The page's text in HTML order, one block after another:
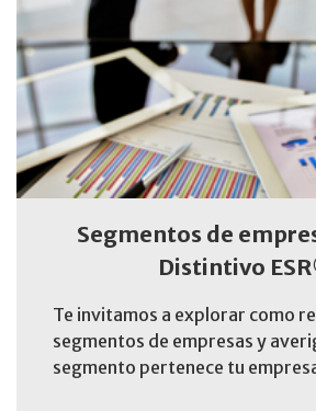
Segmentos de
Distintivo
Te invitamos a explorar como
segmentos de empresas y
segmento pertenece tu